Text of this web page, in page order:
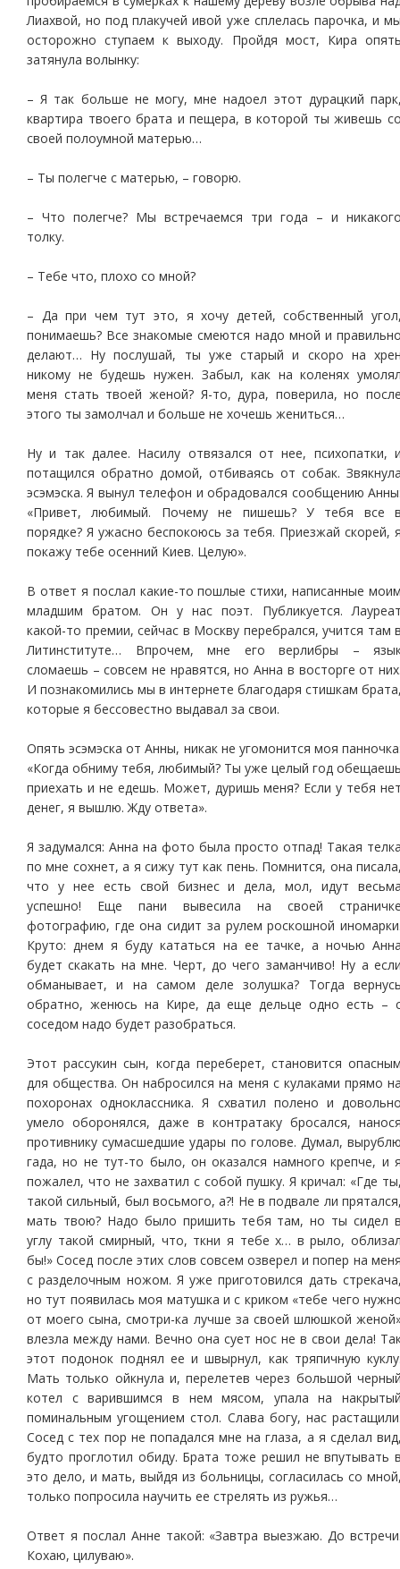
Лиахвой, но под плакучей ивой уже сплелась парочка, и
осторожно ступаем к выходу. Пройдя мост, Кира
затянула волынку:
– Я так больше не могу, мне надоел этот дурацкий
квартира твоего брата и пещера, в которой ты живешь
своей полоумной матерью…
– Ты полегче с матерью, – говорю.
– Что полегче? Мы встречаемся три года – и
толку.
– Тебе что, плохо со мной?
– Да при чем тут это, я хочу детей, собственный
понимаешь? Все знакомые смеются надо мной и
делают… Ну послушай, ты уже старый и скоро на
никому не будешь нужен. Забыл, как на коленях
меня стать твоей женой? Я-то, дура, поверила, но
этого ты замолчал и больше не хочешь жениться…
Ну и так далее. Насилу отвязался от нее, психопатки,
потащился обратно домой, отбиваясь от собак.
эсэмэска. Я вынул телефон и обрадовался сообщению
«Привет, любимый. Почему не пишешь? У тебя все
порядке? Я ужасно беспокоюсь за тебя. Приезжай скорей,
покажу тебе осенний Киев. Целую».
В ответ я послал какие-то пошлые стихи, написанные
младшим братом. Он у нас поэт. Публикуется.
какой-то премии, сейчас в Москву перебрался, учится там
Литинституте… Впрочем, мне его верлибры –
сломаешь – совсем не нравятся, но Анна в восторге от
И познакомились мы в интернете благодаря стишкам
которые я бессовестно выдавал за свои.
Опять эсэмэска от Анны, никак не угомонится моя
«Когда обниму тебя, любимый? Ты уже целый год
приехать и не едешь. Может, дуришь меня? Если у тебя
денег, я вышлю. Жду ответа».
Я задумался: Анна на фото была просто отпад! Такая
по мне сохнет, а я сижу тут как пень. Помнится, она
что у нее есть свой бизнес и дела, мол, идут
успешно! Еще пани вывесила на своей
фотографию, где она сидит за рулем роскошной
Круто: днем я буду кататься на ее тачке, а ночью
будет скакать на мне. Черт, до чего заманчиво! Ну а
обманывает, и на самом деле золушка? Тогда
обратно, женюсь на Кире, да еще дельце одно есть –
соседом надо будет разобраться.
Этот рассукин сын, когда переберет, становится
для общества. Он набросился на меня с кулаками прямо
похоронах одноклассника. Я схватил полено и
умело оборонялся, даже в контратаку бросался,
противнику сумасшедшие удары по голове. Думал,
гада, но не тут-то было, он оказался намного крепче, и
пожалел, что не захватил с собой пушку. Я кричал: «Где
такой сильный, был восьмого, а?! Не в подвале ли
мать твою? Надо было пришить тебя там, но ты сидел
углу такой смирный, что, ткни я тебе х… в рыло,
бы!» Сосед после этих слов совсем озверел и попер на
с разделочным ножом. Я уже приготовился дать
но тут появилась моя матушка и с криком «тебе чего
от моего сына, смотри-ка лучше за своей шлюшкой
влезла между нами. Вечно она сует нос не в свои дела!
этот подонок поднял ее и швырнул, как тряпичную
Мать только ойкнула и, перелетев через большой
котел с варившимся в нем мясом, упала на
поминальным угощением стол. Слава богу, нас
Сосед с тех пор не попадался мне на глаза, а я сделал
будто проглотил обиду. Брата тоже решил не впутывать
это дело, и мать, выйдя из больницы, согласилась со
только попросила научить ее стрелять из ружья…
Ответ я послал Анне такой: «Завтра выезжаю. До
Кохаю, цилуваю».